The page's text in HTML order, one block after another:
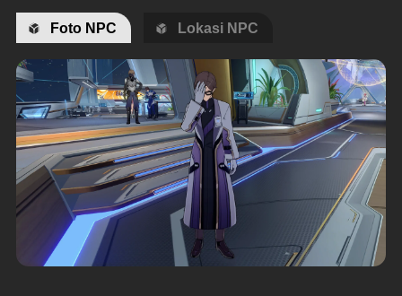
Foto NPC Lokasi NPC